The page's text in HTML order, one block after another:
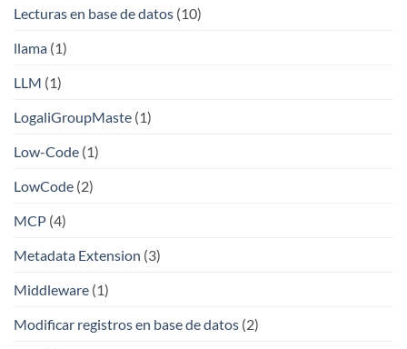
Lecturas en base de datos (10)
llama (1)
LLM (1)
LogaliGroupMaste (1)
Low-Code (1)
LowCode (2)
MCP (4)
Metadata Extension (3)
Middleware (1)
Modificar registros en base de datos (2)